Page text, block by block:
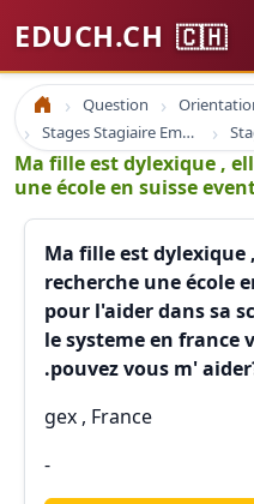
EDUCH.CH 🇨🇭
Accueil Question
Stages Stagiaire Emploi
Ma fille est dylexique ,
une école en suisse
Ma fille est dylexique
recherche une école
pour l'aider dans sa
le systeme en france
.pouvez vous m'
gex , France
-